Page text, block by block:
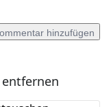
hinzufügen